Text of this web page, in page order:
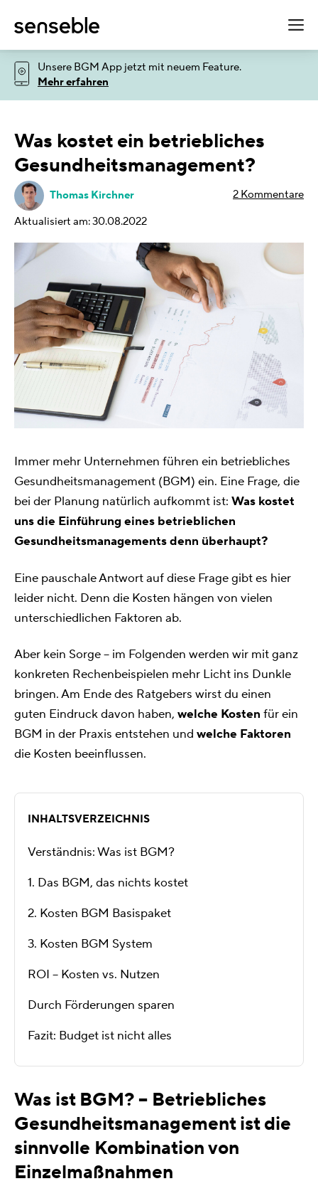
Inhalt
Unsere BGM App jetzt mit neuem Feature.
Mehr erfahren
Was kostet ein betriebliches
Gesundheitsmanagement?
Thomas Kirchner 2 Kommentare
Aktualisiert am: 30.08.2022
Immer mehr Unternehmen führen ein betriebliches
Gesundheitsmanagement (BGM) ein. Eine Frage, die
bei der Planung natürlich aufkommt ist: Was kostet
uns die Einführung eines betrieblichen
Gesundheitsmanagements denn überhaupt?
Eine pauschale Antwort auf diese Frage gibt es hier
leider nicht. Denn die Kosten hängen von vielen
unterschiedlichen Faktoren ab.
Aber kein Sorge – im Folgenden werden wir mit ganz
konkreten Rechenbeispielen mehr Licht ins Dunkle
bringen. Am Ende des Ratgebers wirst du einen
guten Eindruck davon haben, welche Kosten für ein
BGM in der Praxis entstehen und welche Faktoren
die Kosten beeinflussen.
INHALTSVERZEICHNIS
Verständnis: Was ist BGM?
1. Das BGM, das nichts kostet
2. Kosten BGM Basispaket
3. Kosten BGM System
ROI – Kosten vs. Nutzen
Durch Förderungen sparen
Fazit: Budget ist nicht alles
Was ist BGM? – Betriebliches
Gesundheitsmanagement ist die
sinnvolle Kombination von
Einzelmaßnahmen